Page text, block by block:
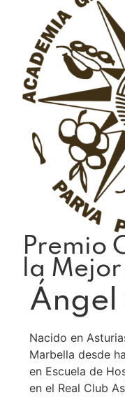
Premio
la Mejor
Ángel
Nacido en
Marbella desde
en Escuela de
en el Real Club